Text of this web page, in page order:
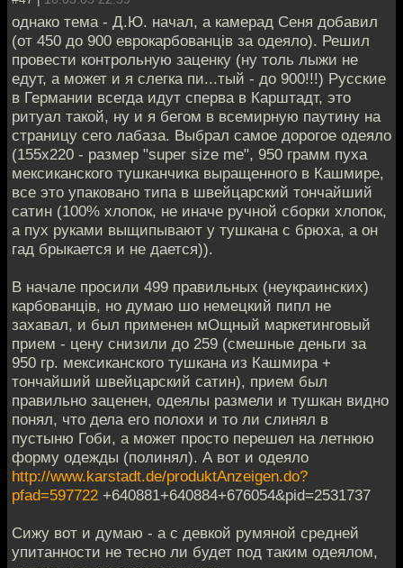
однако тема - Д.Ю. начал, а камерад Сеня добавил
(от 450 до 900 еврокарбованцiв за одеяло). Решил
провести контрольную заценку (ну толь лыжи не
едут, а может и я слегка пи...тый - до 900!!!) Русские
в Германии всегда идут сперва в Карштадт, это
ритуал такой, ну и я бегом в всемирную паутину на
страницу сего лабаза. Выбрал самое дорогое одеяло
(155х220 - размер "super size me", 950 грамм пуха
мексиканского тушканчика выращенного в Кашмире,
все это упаковано типа в швейцарский тончайший
сатин (100% хлопок, не иначе ручной сборки хлопок,
а пух руками выщипывают у тушкана с брюха, а он
гад брыкается и не дается)).
В начале просили 499 правильных (неукраинских)
карбованцiв, но думаю шо немецкий пипл не
захавал, и был применен мОщный маркетинговый
прием - цену снизили до 259 (смешные деньги за
950 гр. мексиканского тушкана из Кашмира +
тончайший швейцарский сатин), прием был
правильно заценен, одеялы размели и тушкан видно
понял, что дела его полохи и то ли слинял в
пустыню Гоби, а может просто перешел на летнюю
форму одежды (полинял). А вот и одеяло
http://www.karstadt.de/produktAnzeigen.do?
pfad=597722 +640881+640884+676054&pid=2531737
Сижу вот и думаю - а с девкой румяной средней
упитанности не тесно ли будет под таким одеялом,